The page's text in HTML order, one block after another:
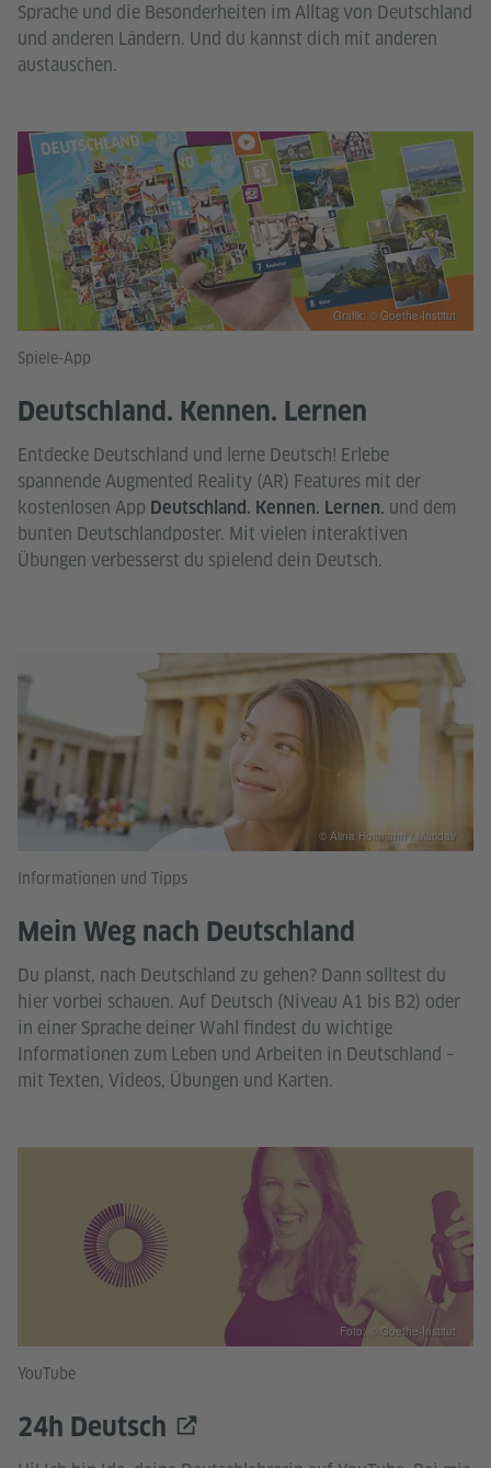
Sprache und die Besonderheiten im Alltag von Deutschland
und anderen Ländern. Und du kannst dich mit anderen
austauschen.
Spiele-App
Deutschland. Kennen. Lernen
Entdecke Deutschland und lerne Deutsch! Erlebe
spannende Augmented Reality (AR) Features mit der
kostenlosen App Deutschland. Kennen. Lernen. und dem
bunten Deutschlandposter. Mit vielen interaktiven
Übungen verbesserst du spielend dein Deutsch.
Grafik: © Goethe-Institut
Informationen und Tipps
Mein Weg nach Deutschland
Du planst, nach Deutschland zu gehen? Dann solltest du
hier vorbei schauen. Auf Deutsch (Niveau A1 bis B2) oder
in einer Sprache deiner Wahl findest du wichtige
Informationen zum Leben und Arbeiten in Deutschland –
mit Texten, Videos, Übungen und Karten.
© Alina Holtmann / Maridav
YouTube
24h Deutsch
Foto: © Goethe-Institut